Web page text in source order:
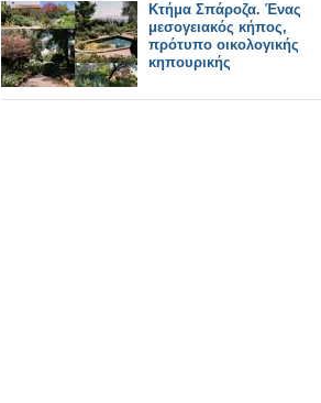
Κτήμα Σπάροζα. Ένας
μεσογειακός κήπος,
πρότυπο οικολογικής
κηπουρικής